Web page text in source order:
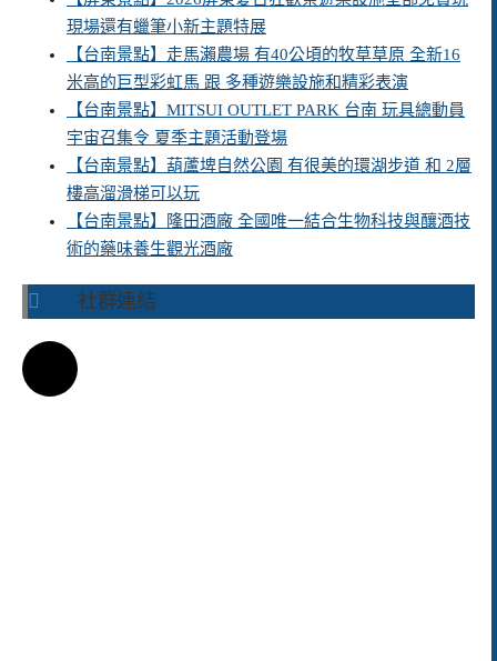
現場還有蠟筆小新主題特展
【台南景點】走馬瀨農場 有40公頃的牧草草原 全新16
米高的巨型彩虹馬 跟 多種遊樂設施和精彩表演
【台南景點】MITSUI OUTLET PARK 台南 玩具總動員
宇宙召集令 夏季主題活動登場
【台南景點】葫蘆埤自然公園 有很美的環湖步道 和 2層
樓高溜滑梯可以玩
【台南景點】隆田酒廠 全國唯一結合生物科技與釀酒技
術的藥味養生觀光酒廠
社群連結